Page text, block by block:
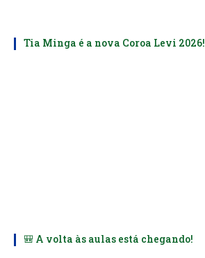
Tia Minga é a nova Coroa Levi 2026!
🎒 A volta às aulas está chegando!